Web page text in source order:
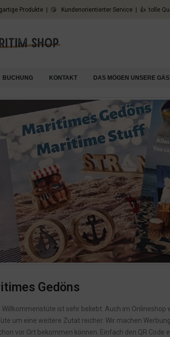
Produkte | 😘 Kundenorientierter Service | 👍 tolle
BUCHUNG KONTAKT DAS MÖGEN UNSERE
Gedöns
Willkommenstüte ist sehr beliebt. Auch im
um eine weitere Zutat reicher. Wir machen
vor Ort bekommen können. Einfach den QR Code